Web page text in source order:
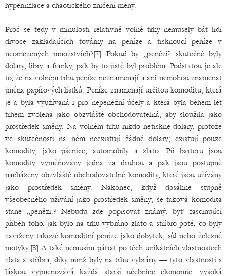
hyperinflace a chaotického zničení měny.
Proč se tedy v minulosti relativně volné trhy nemusely bát lidí
divoce zakládajících továrny na peníze a tisknoucí peníze v
neomezených množstvích?[7] Pokud by „penězi? skutečně byly
dolary, libry a franky, pak by to jistě byl problém. Podstatou je ale
to, že na volném trhu peníze neznamenají a ani nemohou znamenat
jména papírových lístků. Peníze znamenají určitou komoditu, která
je a byla využívaná i pro nepeněžní účely a která byla během let
trhem zvolená jako obzvláště obchodovatelná, aby sloužila jako
prostředek směny. Na volném trhu nikdo netiskne dolary, protože
ve skutečnosti na něm neexistují žádné dolary; existují pouze
komodity, jako pšenice, automobily a zlato. Při barteru jsou
komodity vyměňovány jedna za druhou a pak jsou postupně
nacházeny obzvláště obchodovatelné komodity, které jsou užívány
jako prostředek směny. Nakonec, když dosáhne stupně
všeobecného užívání jako prostředek směny, se taková komodita
stane „penězi.? Nebudu zde popisovat známý, byť fascinující
příběh toho, jak bylo na trhu vybráno zlato a stříbro poté, co byly
zavrženy takové komoditní peníze jako dobytek, sůl nebo železné
motyky.[8] A také nemusím pátrat po těch unikátních vlastnostech
zlata a stříbra, díky nimž byly na trhu vybrány — tyto vlastnosti s
láskou vyjmenovává každá starší učebnice ekonomie: vysoká